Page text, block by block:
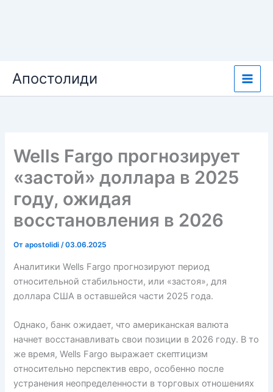
содержимому
Апостолиди
Wells Fargo прогнозирует
«застой» доллара в 2025
году, ожидая
восстановления в 2026
Отapostolidi/03.06.2025
Аналитики Wells Fargo прогнозируют период
относительной стабильности, или «застоя», для
доллара США в оставшейся части 2025 года.
Однако, банк ожидает, что американская валюта
начнет восстанавливать свои позиции в 2026 году. В то
же время, Wells Fargo выражает скептицизм
относительно перспектив евро, особенно после
устранения неопределенности в торговых отношениях